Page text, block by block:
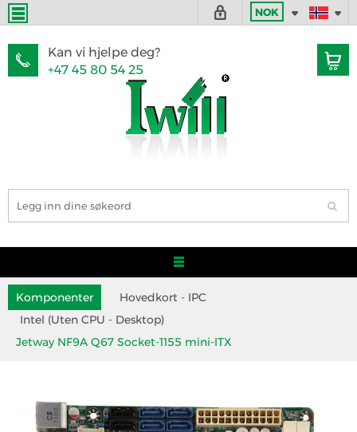
NOK
Kan vi hjelpe deg?
+47 45 80 54 25
Komponenter
Hovedkort - IPC
Intel (Uten CPU - Desktop)
Jetway NF9A Q67 Socket-1155 mini-ITX